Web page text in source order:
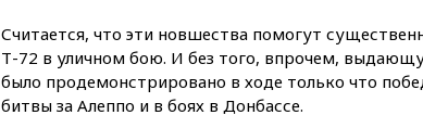
Считается, что эти новшества помогут
Т-72 в уличном бою. И без того, впрочем,
было продемонстрировано в ходе только что
битвы за Алеппо и в боях в Донбассе.